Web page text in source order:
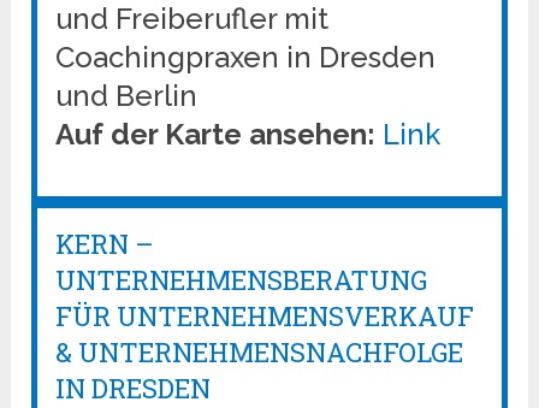
und Freiberufler mit
Coachingpraxen in Dresden
und Berlin
Auf der Karte ansehen: Link
KERN –
UNTERNEHMENSBERATUNG
FÜR UNTERNEHMENSVERKAUF
& UNTERNEHMENSNACHFOLGE
IN DRESDEN